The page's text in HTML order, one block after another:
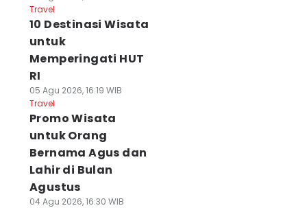
Travel
10 Destinasi Wisata
untuk
Memperingati HUT
RI
05 Agu 2026, 16:19 WIB
Travel
Promo Wisata
untuk Orang
Bernama Agus dan
Lahir di Bulan
Agustus
04 Agu 2026, 16:30 WIB